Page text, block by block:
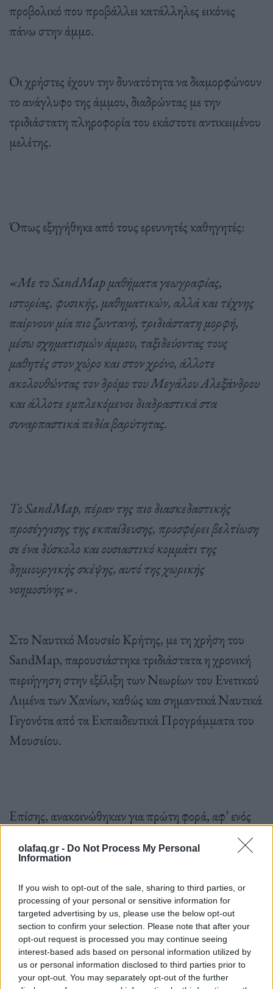
olafaq.gr - Do Not Process My Personal
Information
If you wish to opt-out of the sale, sharing to third parties, or
processing of your personal or sensitive information for
targeted advertising by us, please use the below opt-out
section to confirm your selection. Please note that after your
opt-out request is processed you may continue seeing
interest-based ads based on personal information utilized by
us or personal information disclosed to third parties prior to
your opt-out. You may separately opt-out of the further
προβολικό που προβάλλει κατάλληλες εικόνες
πάνω στην άμμο.
Οι χρήστες έχουν την δυνατότητα να διαμορφώνουν
το ανάγλυφο της άμμου, διαδρώντας με την
τριδιάστατη πληροφορία του εκάστοτε αντικειμένου
μελέτης.
Όπως εξηγήθηκε από τους ερευνητές καθηγητές:
«Με το SandMap μαθήματα γεωγραφίας,
ιστορίας, φυσικής, μαθηματικών, αλλά και τέχνης
παίρνουν μία πιο ζωντανή, τριδιάστατη μορφή,
μέσω σχηματισμών άμμου, ταξιδεύοντας τους
μαθητές στον χώρο και στον χρόνο, άλλοτε
ακολουθώντας τον δρόμο του Μεγάλου Αλεξάνδρου
και άλλοτε εμπλεκόμενοι διαδραστικά στα
συναρπαστικά πεδία βαρύτητας.
Το SandMap, πέραν της πιο διασκεδαστικής
προσέγγισης της εκπαίδευσης, προσφέρει βελτίωση
σε ένα δύσκολο και ουσιαστικό κομμάτι της
δημιουργικής σκέψης, αυτό της χωρικής
νοημοσύνης».
Στο Ναυτικό Μουσείο Κρήτης, με τη χρήση του
SandMap, παρουσιάστηκε τριδιάστατα η χρονική
περιήγηση στην εξέλιξη των Νεωρίων του Ενετικού
Λιμένα των Χανίων, καθώς και σημαντικά Ναυτικά
Γεγονότα από τα Εκπαιδευτικά Προγράμματα του
Μουσείου.
Επίσης, ανακοινώθηκαν για πρώτη φορά, αφ’ ενός
τα αποτελέσματα της έρευνας που διεξήχθη εντός
των σχολικών αιθουσών για τη συμβολή του
Εκπαιδευτηρίων Θεοδωρόπουλου, αφ’ ετέρου οι
τρόποι που κάθε σχολείο στην Ελλάδα και διεθνώς
μπορεί να συμπεριλάβει το SandMap στην
εκπαίδευση των μαθητών.